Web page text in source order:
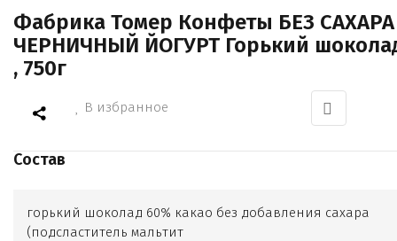
Фабрика Томер Конфеты БЕЗ САХАРА
ЧЕРНИЧНЫЙ ЙОГУРТ Горький
, 750г
В избранное
Состав
горький шоколад 60% какао без добавления сахара
(подсластитель мальтит